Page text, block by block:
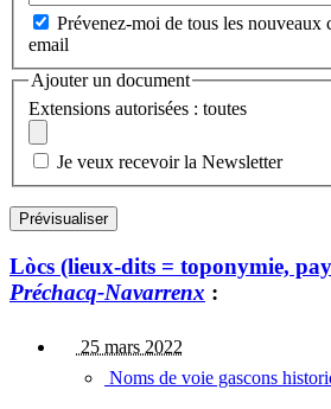
Prévenez-moi de tous les nouveaux
email
Ajouter un document
Extensions autorisées : toutes
Je veux recevoir la Newsletter
Lòcs (lieux-dits = toponymie,
Préchacq-Navarrenx :
25 mars 2022
Noms de voie gascons